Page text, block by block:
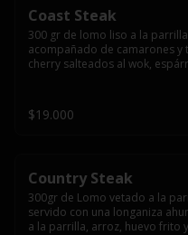
Coast Steak
300 gr de lomo liso a la parrilla
acompañado de camarones y
cherry salteados al wok,
$19.000
Country Steak
300gr de Lomo vetado a la
servido con una longaniza
a la parrilla, arroz, huevo frito